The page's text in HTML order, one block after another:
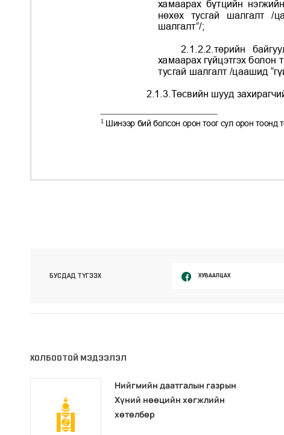
БУСДАД ТҮГЭЭХ ХУВААЛЦАХ
ХОЛБООТОЙ МЭДЭЭЛЭЛ
Нийгмийн даатгалын газрын
Хүний нөөцийн хөгжлийн
хөтөлбөр